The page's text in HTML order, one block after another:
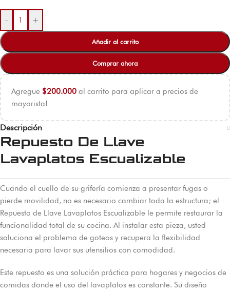
- +
Añadir al carrito
Comprar ahora
Agregue $200.000 al carrito para aplicar a precios de
mayorista!
Descripción
Repuesto De Llave
Lavaplatos Escualizable
Cuando el cuello de su grifería comienza a presentar fugas o
pierde movilidad, no es necesario cambiar toda la estructura; el
Repuesto de Llave Lavaplatos Escualizable le permite restaurar la
funcionalidad total de su cocina. Al instalar esta pieza, usted
soluciona el problema de goteos y recupera la flexibilidad
necesaria para lavar sus utensilios con comodidad.
Este repuesto es una solución práctica para hogares y negocios de
comidas donde el uso del lavaplatos es constante. Su diseño